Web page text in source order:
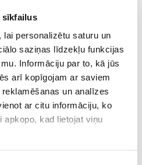
sīkfailus
personalizētu saturu un
saziņas līdzekļu funkcijas
Informāciju par to, kā jūs
arī kopīgojam ar saviem
un analīzes
ar citu informāciju, ko
kad lietojat viņu